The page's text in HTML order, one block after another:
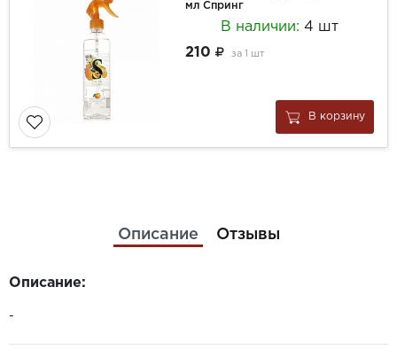
мл Спринг
В наличии: 4 шт
210
за 1 шт
В корзину
Описание Отзывы
Описание:
-